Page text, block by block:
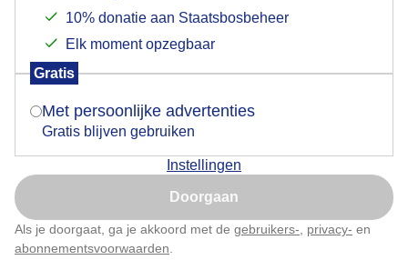
10% donatie aan Staatsbosbeheer
Elk moment opzegbaar
Gratis
Met persoonlijke advertenties
Gratis blijven gebruiken
Instellingen
Doorgaan
Als je doorgaat, ga je akkoord met de gebruikers- privacy- en
abonnementsvoorwaarden
Door: Ger Zandbergen
verschijnt er zo een pop-up uit je browser waarin
Is goed, toon de popup
Nu niet, misschien later
Klik hierom dit aan te passen